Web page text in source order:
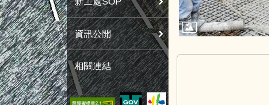
資訊公開
相關連結